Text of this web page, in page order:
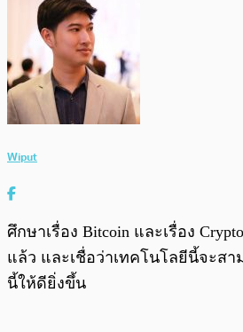
Wiput
ศึกษาเรื่อง Bitcoin และเรื่อง
แล้ว และเชื่อว่าเทคโนโลยีนี้จะสา
นี้ให้ดียิ่งขึ้น